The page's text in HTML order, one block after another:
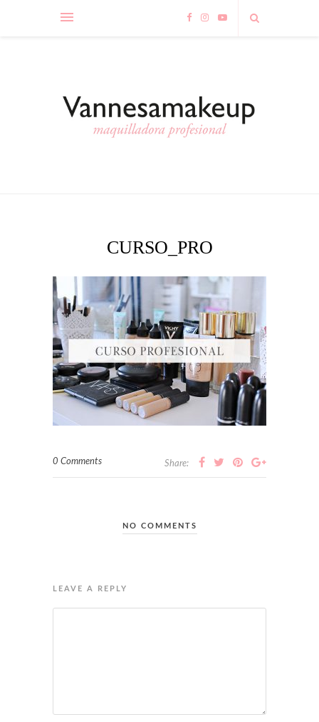
CURSO_PRO
0 Comments Share:
NO COMMENTS
LEAVE A REPLY